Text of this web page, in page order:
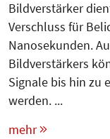
Bildverstärker
Verschluss für
Nanosekunden.
Bildverstärkers
Signale bis hin zu
werden. ...
mehr